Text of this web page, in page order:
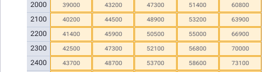
2000
2100
2200
2300
2400
39000 43200 47300 51400 60800
40200 44500 48900 53200 63900
41400 45900 50500 55000 66900
42500 47300 52100 56800 70000
43700 48700 53700 58600 73100